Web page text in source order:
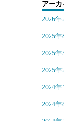
アーカ
2026年
2025年
2025年
2025年
2024年
2024年